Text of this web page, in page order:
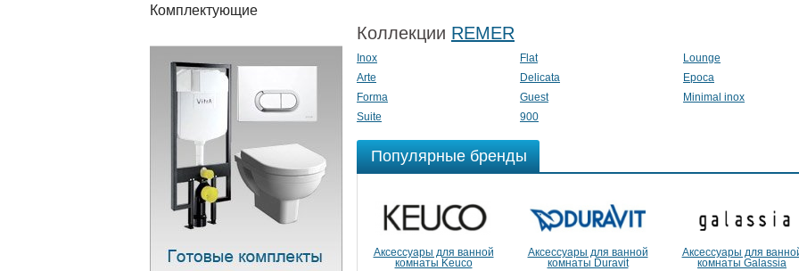
Комплектующие
Коллекции REMER
Inox Flat
Lounge
Arte
Delicata
Epoca
Forma
Guest
Minimal inox
Suite
900
Популярные бренды
Аксессуары для ванной
комнаты Keuco
Аксессуары для ванной
комнаты Duravit
Аксессуары для
комнаты Galassia